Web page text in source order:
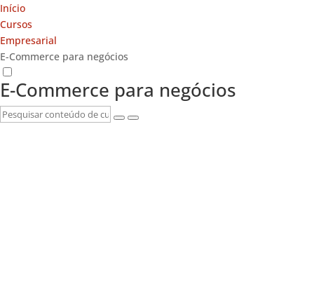
Início
Cursos
Empresarial
E-Commerce para negócios
E-Commerce para negócios